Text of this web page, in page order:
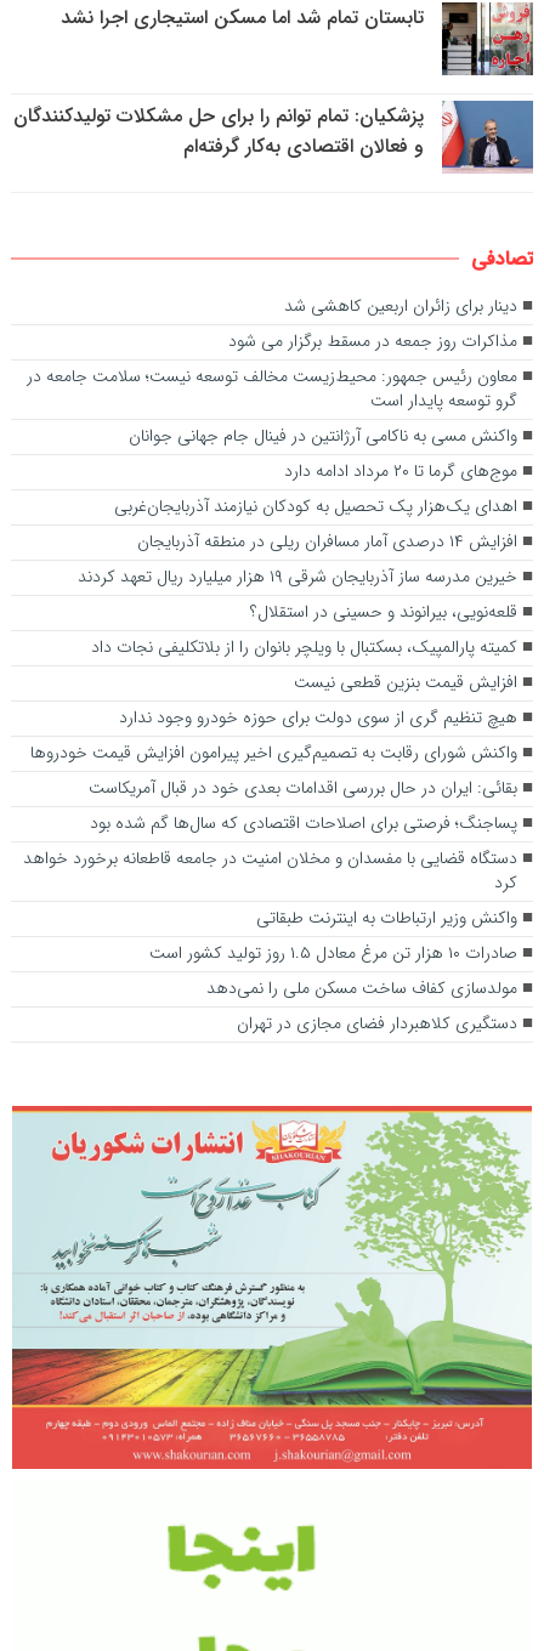
تابستان تمام شد اما مسکن استیجاری اجرا نشد
پزشکیان: تمام توانم را برای حل مشکلات تولیدکنندگان
و فعالان اقتصادی به‌کار گرفته‌ام
تصادفی
دینار برای زائران اربعین کاهشی شد
مذاکرات روز جمعه در مسقط برگزار می شود
معاون رئیس جمهور: محیط‌زیست مخالف توسعه نیست؛ سلامت جامعه در
گرو توسعه پایدار است
واکنش مسی به ناکامی آرژانتین در فینال جام جهانی جوانان
موج‌های گرما تا ۲۰ مرداد ادامه دارد
اهدای یک‌هزار پک تحصیل به کودکان نیازمند آذربایجان‌غربی
افزایش ۱۴ درصدی آمار مسافران ریلی در منطقه آذربایجان
خیرین مدرسه ساز آذربایجان شرقی ۱۹ هزار میلیارد ریال تعهد کردند
قلعه‌نویی، بیرانوند و حسینی در استقلال؟
کمیته پارالمپیک، بسکتبال با ویلچر بانوان را از بلاتکلیفی نجات داد
افزایش قیمت بنزین قطعی نیست
هیچ تنظیم گری از سوی دولت برای حوزه خودرو وجود ندارد
واکنش شورای رقابت به تصمیم‌گیری اخیر پیرامون افزایش قیمت خودروها
بقائی: ایران در حال بررسی اقدامات بعدی خود در قبال آمریکاست
پساجنگ؛ فرصتی برای اصلاحات اقتصادی که سال‌ها گم شده بود
دستگاه قضایی با مفسدان و مخلان امنیت در جامعه قاطعانه برخورد خواهد
کرد
واکنش وزیر ارتباطات به اینترنت طبقاتی
صادرات ۱۰ هزار تن مرغ معادل ۱.۵ روز تولید کشور است
مولدسازی کفاف ساخت مسکن ملی را نمی‌دهد
دستگیری کلاهبردار فضای مجازی در تهران